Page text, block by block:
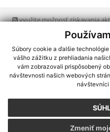
Súbory cookie a ďalšie
vášho zážitku z prehliadania
vám zobrazovali prispôsobený
návštevnosti našich webových
Zmeniť
využite možnosť získavania
CMS systém (redakčný) systém
webex.digital,
spoločnosť webex.digital,
Posledná
Vytlačiť stránku|
webdesign